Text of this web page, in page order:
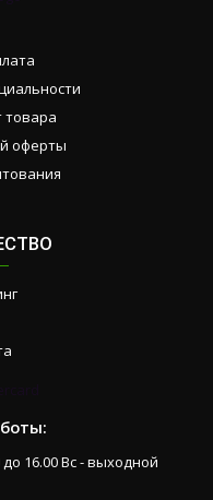
товара
оферты
до 16.00 Вс - выходной